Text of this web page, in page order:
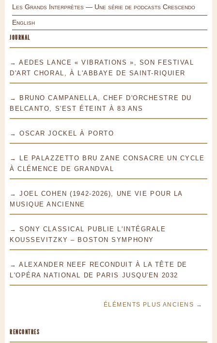
Les Grands Interprètes — Une série de podcasts Crescendo
English
JOURNAL
→ AEDES LANCE « VIBRATIONS », SON FESTIVAL
D'ART CHORAL, À L'ABBAYE DE SAINT-RIQUIER
→ BRUNO CAMPANELLA, CHEF D'ORCHESTRE DU
BELCANTO, S'EST ÉTEINT À 83 ANS
→ OSCAR JOCKEL À PORTO
→ LE PALAZZETTO BRU ZANE CONSACRE UN CYCLE
À CLÉMENCE DE GRANDVAL
→ JOEL COHEN (1942-2026), UNE VIE POUR LA
MUSIQUE ANCIENNE
→ SONY CLASSICAL PUBLIE L'INTÉGRALE
KOUSSEVITZKY – BOSTON SYMPHONY
→ ALEXANDER NEEF RECONDUIT À LA TÊTE DE
L'OPÉRA NATIONAL DE PARIS JUSQU'EN 2032
ÉLÉMENTS PLUS ANCIENS →
RENCONTRES